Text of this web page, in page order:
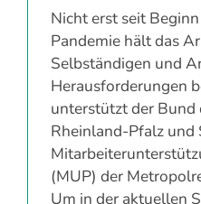
Nicht erst seit
Pandemie hält das
Selbständigen und
Herausforderungen
unterstützt der Bund
Rheinland-Pfalz und
(MUP) der
Um in der aktuellen